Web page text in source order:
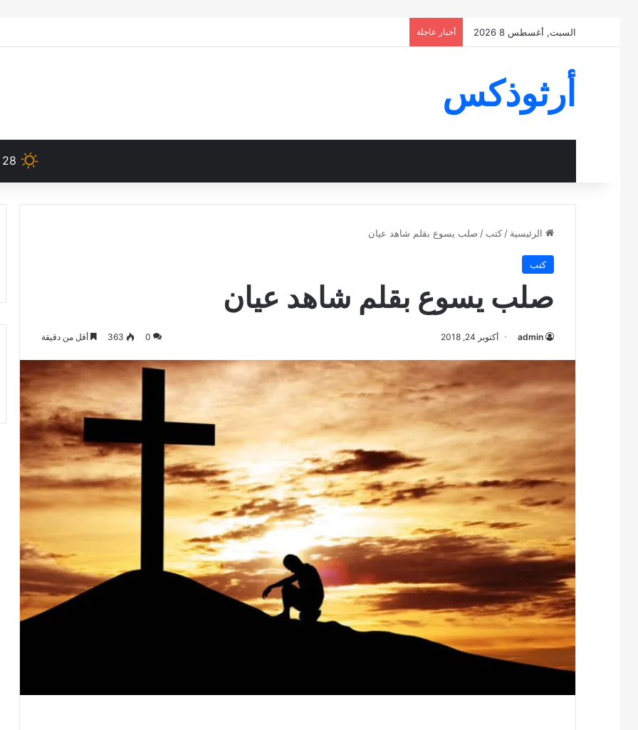
السبت, أغسطس 8 2026 أخبار عاجلة
أرثوذكس
28
الرئيسية / كتب / صلب يسوع بقلم شاهد عيان
كتب
صلب يسوع بقلم شاهد عيان
admin أكتوبر 24, 2018 0
363 أقل من دقيقة